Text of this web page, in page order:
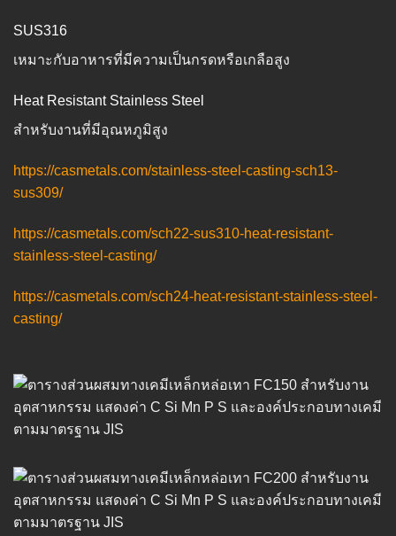
SUS316
เหมาะกับอาหารที่มีความเป็นกรดหรือเกลือสูง
Heat Resistant Stainless Steel
สำหรับงานที่มีอุณหภูมิสูง
https://casmetals.com/stainless-steel-casting-sch13-
sus309/
https://casmetals.com/sch22-sus310-heat-resistant-
stainless-steel-casting/
https://casmetals.com/sch24-heat-resistant-stainless-steel-
casting/